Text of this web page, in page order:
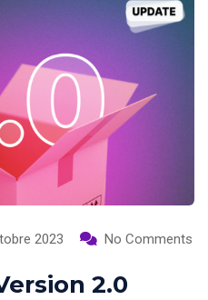
2023 No Comments
2.0